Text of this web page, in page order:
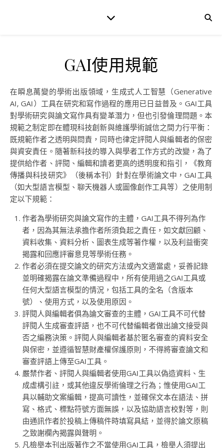
GAI使用規範
在瞬息萬變的學術出版領域，生成式人工智慧（Generative
AI, GAI）工具在研究和寫作過程的應用已日益普及。GAI工具
對學術研究與論文寫作具有變革潛力，但也引發倫理問題。本
規範之制定即在體現科技創新與維護學術誠信之間力行平衡：
既規範作者之透明與問責，同時也律定評閱人與編輯者的保密
與資安責任。隨著新科技的導入與學者工作方式的改變，為了
提供給作者、評閱、編輯和讀者更高的透明度和指引，《教育
傳播與科技研究》（後稱本刊）針對在學術論文中，GAI工具
（如大型語言模型、聊天機器人或圖像創作工具等）之使用制
定以下規範：
作者為學術研究與論文寫作的主體，GAI工具不得列為作
者，因為其無法承擔作者所須負起之責任，如文獻回顧、
資料收集、資料分析、圖表生成等著作權，以及利益衝突
揭露和回應評審意見等學術任務。
作者必須在提交論文的研究方法或內文適當處，妥善記錄
並明確揭露在論文準備過程中，所有使用過之GAI工具或
任何大型語言模型的情況，包括工具的全名（含版本
號）、使用方式，以及使用原因。
評閱人與編輯者俱為論文審查的主體，GAI工具不可代替
評閱人生成審查評語，也不可代替編輯者做出論文接受與
否之編務決策。評閱人與編輯者基於匿名審查的資料安全
與保密，並遵循智慧財產權保護原則，不得將審查論文和
審查評語上傳至GAI工具。
嚴禁作者、評閱人與編輯者使用GAI工具以偽造資料、生
成虛構引註，或其他違反學術倫理之行為；惟使用GAI工
具以輔助文案編輯，提高可讀性，並確保文本在語法、拼
寫、格式、標點符號方面無誤，以及協助語言校對等，則
由通訊作者於投稿上傳稿件時填寫具結，並得於論文原稿
之致謝欄內揭露與聲明。
凡檢舉本刊出版著作之不當使用GAI工具，檢舉人須提出